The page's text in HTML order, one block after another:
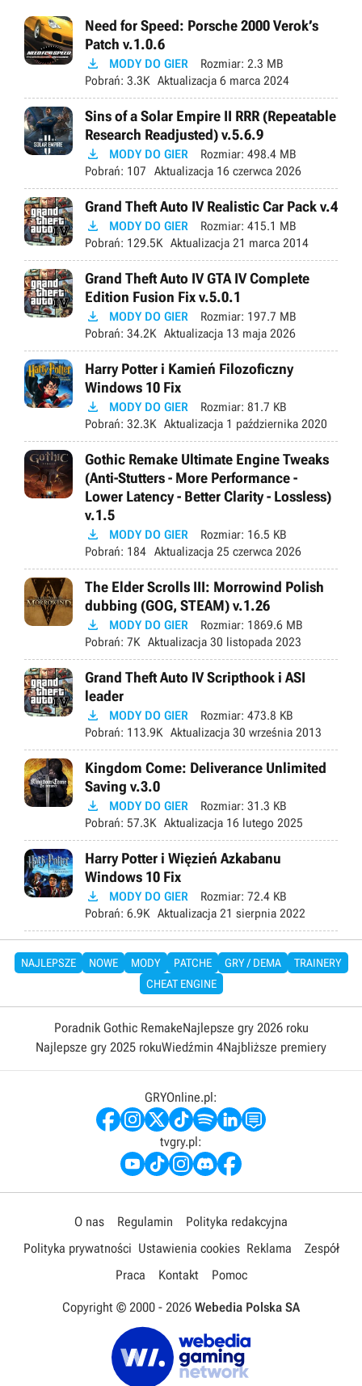
Need for Speed: Porsche 2000 Verok’s
Patch v.1.0.6
 MODY DO GIER Rozmiar: 2.3 MB
Pobrań: 3.3K Aktualizacja 6 marca 2024
Sins of a Solar Empire II RRR (Repeatable
Research Readjusted) v.5.6.9
 MODY DO GIER Rozmiar: 498.4 MB
Pobrań: 107 Aktualizacja 16 czerwca 2026
Grand Theft Auto IV Realistic Car Pack v.4
 MODY DO GIER Rozmiar: 415.1 MB
Pobrań: 129.5K Aktualizacja 21 marca 2014
Grand Theft Auto IV GTA IV Complete
Edition Fusion Fix v.5.0.1
 MODY DO GIER Rozmiar: 197.7 MB
Pobrań: 34.2K Aktualizacja 13 maja 2026
Harry Potter i Kamień Filozoficzny
Windows 10 Fix
 MODY DO GIER Rozmiar: 81.7 KB
Pobrań: 32.3K Aktualizacja 1 października 2020
Gothic Remake Ultimate Engine Tweaks
(Anti-Stutters - More Performance -
Lower Latency - Better Clarity - Lossless)
v.1.5
 MODY DO GIER Rozmiar: 16.5 KB
Pobrań: 184 Aktualizacja 25 czerwca 2026
The Elder Scrolls III: Morrowind Polish
dubbing (GOG, STEAM) v.1.26
 MODY DO GIER Rozmiar: 1869.6 MB
Pobrań: 7K Aktualizacja 30 listopada 2023
Grand Theft Auto IV Scripthook i ASI
leader
 MODY DO GIER Rozmiar: 473.8 KB
Pobrań: 113.9K Aktualizacja 30 września 2013
Kingdom Come: Deliverance Unlimited
Saving v.3.0
 MODY DO GIER Rozmiar: 31.3 KB
Pobrań: 57.3K Aktualizacja 16 lutego 2025
Harry Potter i Więzień Azkabanu
Windows 10 Fix
 MODY DO GIER Rozmiar: 72.4 KB
Pobrań: 6.9K Aktualizacja 21 sierpnia 2022
NAJLEPSZE NOWE MODY PATCHE GRY / DEMA
TRAINERY
CHEAT ENGINE
Poradnik Gothic RemakeNajlepsze gry 2026 roku
Najlepsze gry 2025 rokuWiedźmin 4Najbliższe premiery
GRYOnline.pl:
tvgry.pl:
O nas Regulamin
Polityka redakcyjna
Polityka prywatności Ustawienia cookies Reklama
Zespół
Praca
Kontakt Pomoc
Copyright © 2000 - 2026 Webedia Polska SA